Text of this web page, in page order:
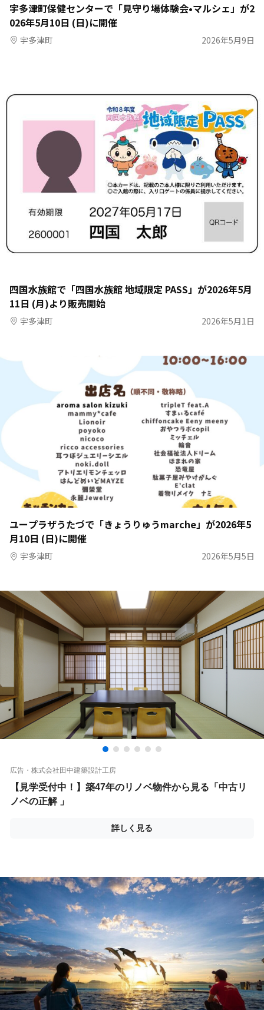
宇多津町保健センターで「見守り場体験会•マルシェ」が2
026年5月10日 (日)に開催
宇多津町 2026年5月9日
四国水族館で「四国水族館 地域限定 PASS」が2026年5月
11日 (月)より販売開始
宇多津町 2026年5月1日
ユープラザうたづで「きょうりゅうmarche」が2026年5
月10日 (日)に開催
宇多津町 2026年5月5日